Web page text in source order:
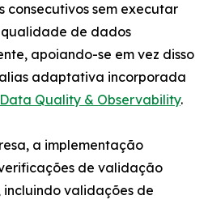
consecutivos sem executar
de dados
apoiando-se em vez disso
adaptativa incorporada
Quality & Observability.
a implementação
de validação
validações de